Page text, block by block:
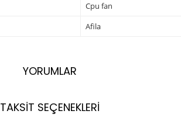
Cpu fan
Afila
YORUMLAR
TAKSİT SEÇENEKLERİ